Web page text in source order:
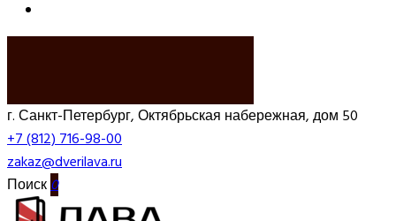
г. Санкт-Петербург, Октябрьская набережная, дом 50
+7 (812) 716-98-00
zakaz@dverilava.ru
Поиск0